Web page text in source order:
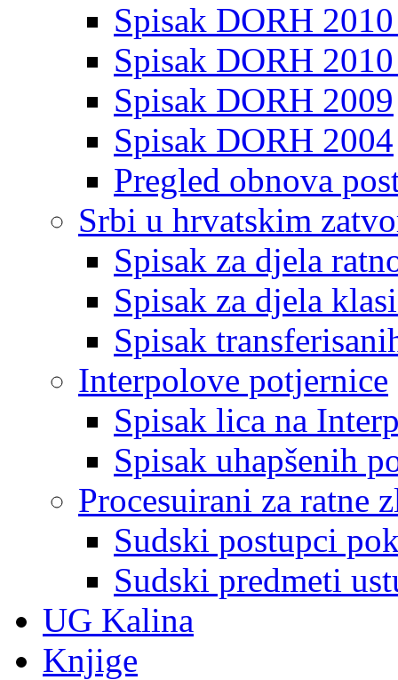
Spisak DORH
Spisak DORH
Spisak DORH 2009
Spisak DORH 2004
Pregled obnova
Srbi u hrvatskim
Spisak za djela
Spisak za djela
Spisak
Interpolove potjernice
Spisak lica na
Spisak uhapšenih
Procesuirani za ratne
Sudski postupci
Sudski predmeti
UG Kalina
Knjige